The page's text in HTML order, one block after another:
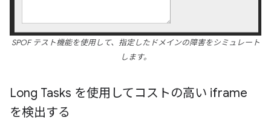
SPOF テスト機能を使用して、指定したドメインの障害をシミュレート
します。
Long Tasks を使用してコストの高い iframe
を検出する